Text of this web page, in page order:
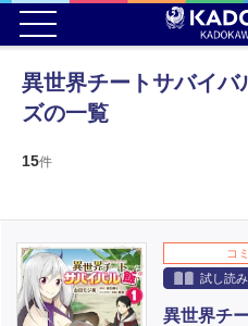
異世界チートサバイ
ズの一覧
15件
コ
試し読
異世界チ